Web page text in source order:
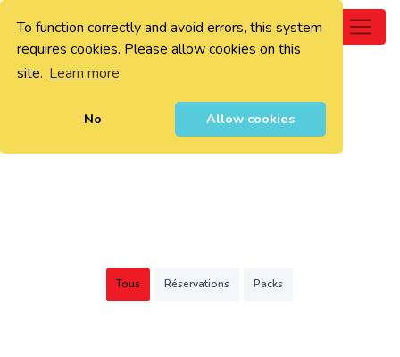
To function correctly and avoid errors, this system
requires cookies. Please allow cookies on this
site. Learn more
No Allow cookies
0
Tous Réservations Packs